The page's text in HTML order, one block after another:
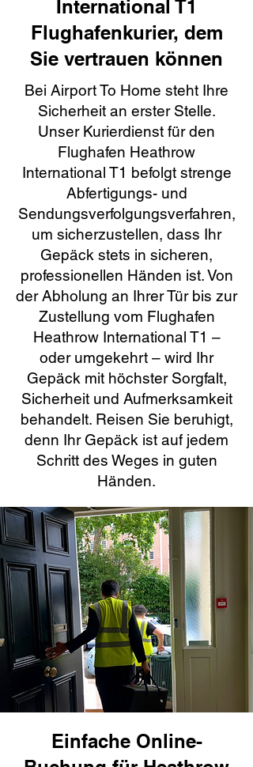
International T1
Flughafenkurier, dem
Sie vertrauen können
Bei Airport To Home steht Ihre
Sicherheit an erster Stelle.
Unser Kurierdienst für den
Flughafen Heathrow
International T1 befolgt strenge
Abfertigungs- und
Sendungsverfolgungsverfahren,
um sicherzustellen, dass Ihr
Gepäck stets in sicheren,
professionellen Händen ist. Von
der Abholung an Ihrer Tür bis zur
Zustellung vom Flughafen
Heathrow International T1 –
oder umgekehrt – wird Ihr
Gepäck mit höchster Sorgfalt,
Sicherheit und Aufmerksamkeit
behandelt. Reisen Sie beruhigt,
denn Ihr Gepäck ist auf jedem
Schritt des Weges in guten
Händen.
Einfache Online-